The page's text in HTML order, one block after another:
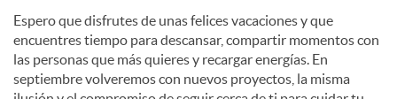
Espero que disfrutes de unas felices vacaciones y que
encuentres tiempo para descansar, compartir momentos con
las personas que más quieres y recargar energías. En
septiembre volveremos con nuevos proyectos, la misma